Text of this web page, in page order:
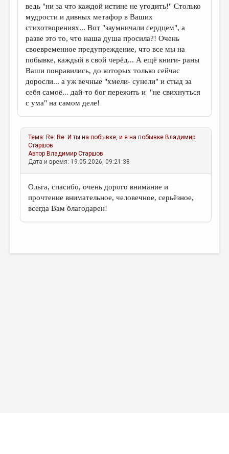
ведь "ни за что каждой истине не угодить!" Столько
мудрости и дивных метафор в Ваших
стихотворениях... Вот "заумничали сердцем", а
разве это то, что наша душа просила?! Очень
своевременное предупреждение, что все мы на
побывке, каждый в свой черёд... А ещё книги- раны
Ваши понравились, до которых только сейчас
доросли... а уж вечные "хмели- сунели" и стыд за
себя самоё... дай-то бог пережить и "не свихнуться
с ума" на самом деле!
Тема: Re: Re: И ты на побывке, и я на побывке Владимир
Старшов
Автор Владимир Старшов
Дата и время: 19.05.2026, 09:21:38
Ольга, спасибо, очень дорого внимание и
прочтение внимательное, человечное, серьёзное,
всегда Вам благодарен!